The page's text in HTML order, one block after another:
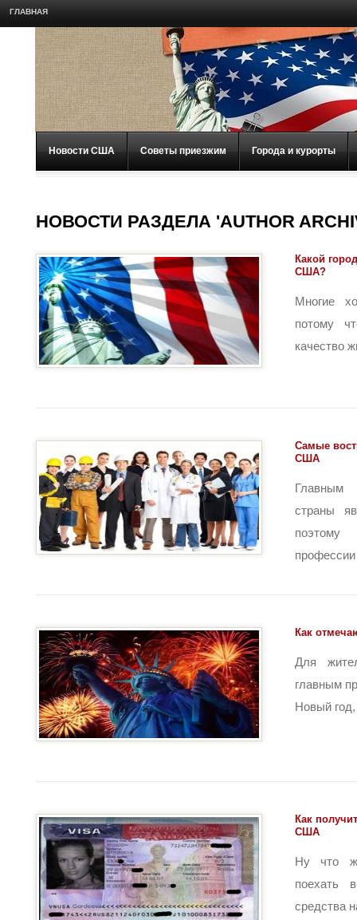
ГЛАВНАЯ
Новости США Советы приезжим Города и курорты
НОВОСТИ РАЗДЕЛА 'AUTHOR
Какой
США?
Многие
потому
качество
Самые
США
Главным
страны
Как
Для
главным
Новый
Как
США
Ну что
поехать
средства